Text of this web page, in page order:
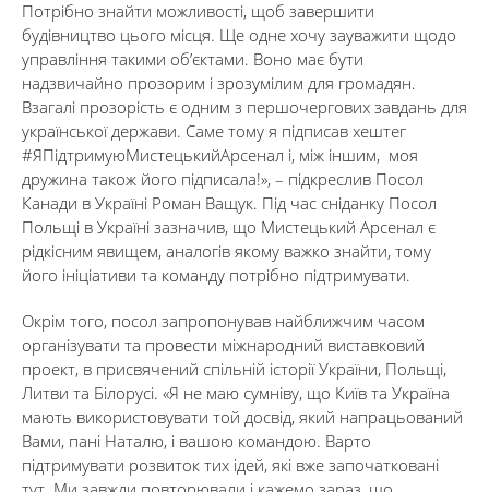
Потрібно знайти можливості, щоб завершити
будівництво цього місця. Ще одне хочу зауважити щодо
управління такими об’єктами. Воно має бути
надзвичайно прозорим і зрозумілим для громадян.
Взагалі прозорість є одним з першочергових завдань для
української держави. Саме тому я підписав хештег
#ЯПідтримуюМистецькийАрсенал і, між іншим, моя
дружина також його підписала!», – підкреслив Посол
Канади в Україні Роман Ващук. Під час сніданку Посол
Польщі в Україні зазначив, що Мистецький Арсенал є
рідкісним явищем, аналогів якому важко знайти, тому
його ініціативи та команду потрібно підтримувати.
Окрім того, посол запропонував найближчим часом
організувати та провести міжнародний виставковий
проект, в присвячений спільній історії України, Польщі,
Литви та Білорусі. «Я не маю сумніву, що Київ та Україна
мають використовувати той досвід, який напрацьований
Вами, пані Наталю, і вашою командою. Варто
підтримувати розвиток тих ідей, які вже започатковані